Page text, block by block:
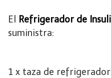
El Refrigerador de
suministra:
1 x taza de refrigerador